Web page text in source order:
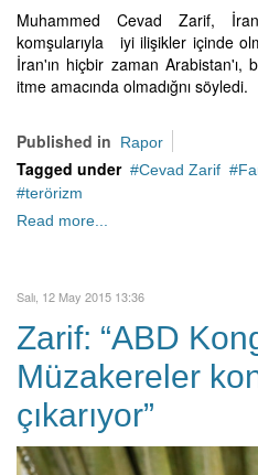
Muhammed Cevad Zarif,
komşularıyla iyi ilişikler içinde
İran'ın hiçbir zaman
itme amacında olmadığnı söyledi.
Published in Rapor
Tagged under Cevad Zarif
terörizm
Read more...
Salı, 12 May 2015 13:36
Zarif: “ABD
Müzakereler
çıkarıyor”